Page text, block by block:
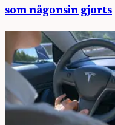
som någonsin gjorts